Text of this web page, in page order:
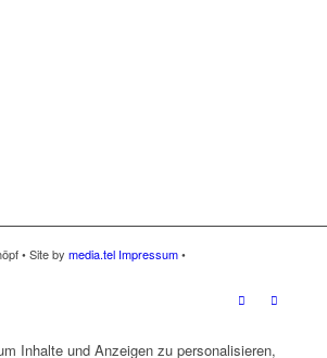
• Site by media.tel Impressum•
Inhalte und Anzeigen zu personalisieren,